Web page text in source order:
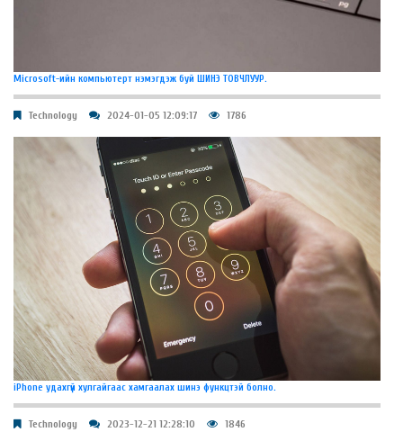
Microsoft-ийн компьютерт нэмэгдэж буй ШИНЭ ТОВЧЛУУР.
Technology 2024-01-05 12:09:17 1786
iPhone удахгүй хулгайгаас хамгаалах шинэ функцтэй болно.
Technology 2023-12-21 12:28:10 1846